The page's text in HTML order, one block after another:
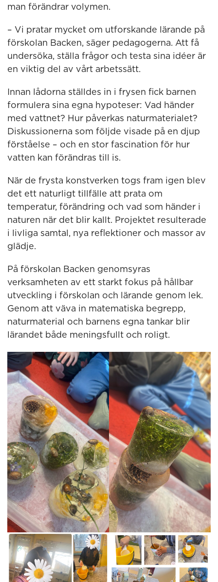
man förändrar volymen.
– Vi pratar mycket om utforskande lärande på
förskolan Backen, säger pedagogerna. Att få
undersöka, ställa frågor och testa sina idéer är
en viktig del av vårt arbetssätt.
Innan lådorna ställdes in i frysen fick barnen
formulera sina egna hypoteser: Vad händer
med vattnet? Hur påverkas naturmaterialet?
Diskussionerna som följde visade på en djup
förståelse – och en stor fascination för hur
vatten kan förändras till is.
När de frysta konstverken togs fram igen blev
det ett naturligt tillfälle att prata om
temperatur, förändring och vad som händer i
naturen när det blir kallt. Projektet resulterade
i livliga samtal, nya reflektioner och massor av
glädje.
På förskolan Backen genomsyras
verksamheten av ett starkt fokus på hållbar
utveckling i förskolan och lärande genom lek.
Genom att väva in matematiska begrepp,
naturmaterial och barnens egna tankar blir
lärandet både meningsfullt och roligt.